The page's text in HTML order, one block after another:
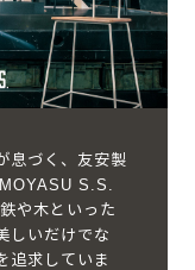
息づく、友安製
S.S.
や木といった
しいだけでな
追求していま